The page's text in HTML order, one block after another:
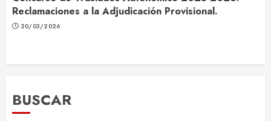
Reclamaciones a la Adjudicación Provisional.
20/03/2026
BUSCAR